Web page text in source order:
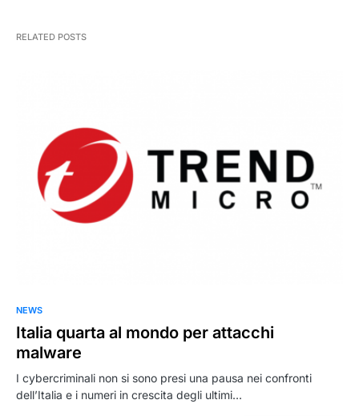
RELATED POSTS
NEWS
Italia quarta al mondo per attacchi
malware
I cybercriminali non si sono presi una pausa nei confronti
dell’Italia e i numeri in crescita degli ultimi…